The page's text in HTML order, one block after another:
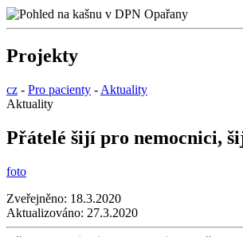
Projekty
cz - Pro pacienty - Aktuality
Aktuality
Přátelé šijí pro nemocnici,
foto
Zveřejněno: 18.3.2020
Aktualizováno: 27.3.2020